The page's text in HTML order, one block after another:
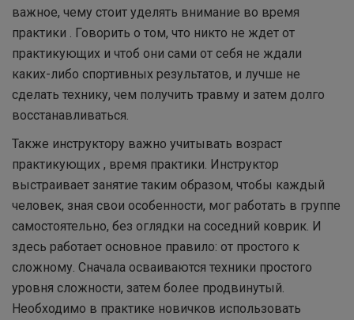
важное, чему стоит уделять внимание во время
практики . Говорить о том, что никто не ждет от
практикующих и чтоб они сами от себя не ждали
каких-либо спортивных результатов, и лучше не
сделать технику, чем получить травму и затем долго
восстанавливаться.
Также инструктору важно учитывать возраст
практикующих , время практики. Инструктор
выстраивает занятие таким образом, чтобы каждый
человек, зная свои особенности, мог работать в группе
самостоятельно, без оглядки на соседний коврик. И
здесь работает основное правило: от простого к
сложному. Сначала осваиваются техники простого
уровня сложности, затем более продвинутый.
Необходимо в практике новичков использовать